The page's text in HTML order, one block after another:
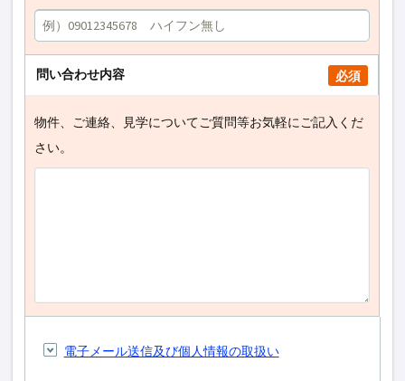
問い合わせ内容 必須
物件、ご連絡、見学についてご質問等お気軽にご記入くだ
さい。
電子メール送信及び個人情報の取扱い